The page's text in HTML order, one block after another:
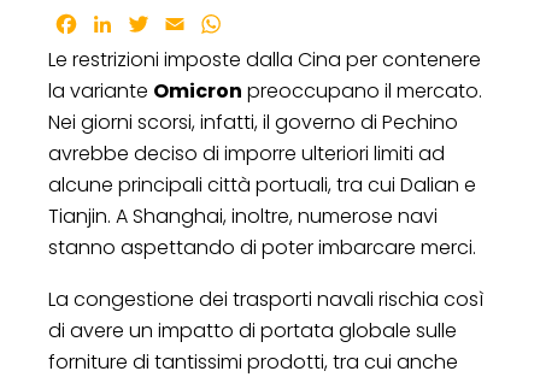
Facebook
LinkedInTwitter
Email
Le restrizioni imposte dalla Cina per contenere
la variante Omicron preoccupano il mercato.
Nei giorni scorsi, infatti, il governo di Pechino
avrebbe deciso di imporre ulteriori limiti ad
alcune principali città portuali, tra cui Dalian e
Tianjin. A Shanghai, inoltre, numerose navi
stanno aspettando di poter imbarcare merci.
La congestione dei trasporti navali rischia così
di avere un impatto di portata globale sulle
forniture di tantissimi prodotti, tra cui anche